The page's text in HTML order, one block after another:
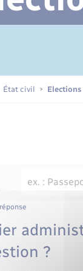
État civil
?